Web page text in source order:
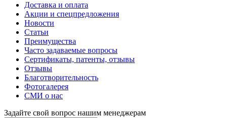
Доставка и оплата
Акции и спецпредложения
Новости
Статьи
Преимущества
Часто задаваемые вопросы
Сертификаты, патенты, отзывы
Отзывы
Благотворительность
Фотогалерея
СМИ о нас
Задайте свой вопрос нашим менеджерам